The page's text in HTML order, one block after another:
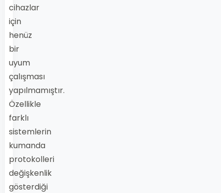
cihazlar
için
henüz
bir
uyum
çalışması
yapılmamıştır.
Özellikle
farklı
sistemlerin
kumanda
protokolleri
değişkenlik
gösterdiği